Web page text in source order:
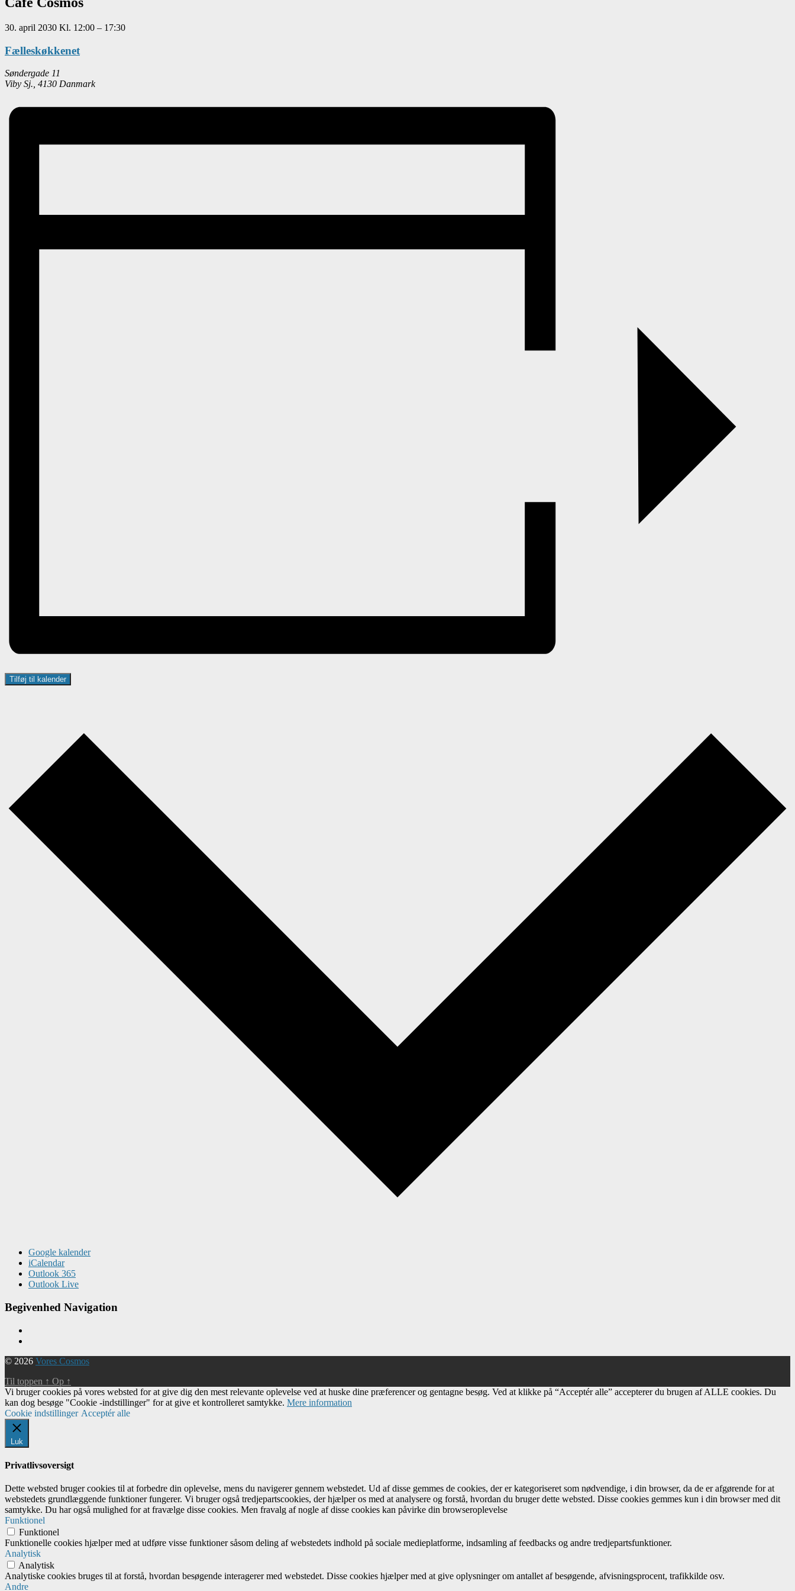
30. april 2030 Kl. 12:00 – 17:30
Fælleskøkkenet
Søndergade 11
Viby Sj. 4130 Danmark
Tilføj til kalender
Google kalender
iCalendar
Outlook 365
Outlook Live
Begivenhed Navigation
© 2026 Vores Cosmos
Til toppen ↑ Op ↑
Vi bruger cookies på vores websted for at give dig den mest relevante oplevelse ved at huske dine præferencer og gentagne besøg. Ved at klikke på “Acceptér alle” accepterer du brugen af ​​ALLE cookies. Du
kan dog besøge "Cookie -indstillinger" for at give et kontrolleret samtykke. Mere information
Cookie indstillinger Acceptér alle
Luk
Privatlivsoversigt
Dette websted bruger cookies til at forbedre din oplevelse, mens du navigerer gennem webstedet. Ud af disse gemmes de cookies, der er kategoriseret som nødvendige, i din browser, da de er afgørende for at
webstedets grundlæggende funktioner fungerer. Vi bruger også tredjepartscookies, der hjælper os med at analysere og forstå, hvordan du bruger dette websted. Disse cookies gemmes kun i din browser med dit
samtykke. Du har også mulighed for at fravælge disse cookies. Men fravalg af nogle af disse cookies kan påvirke din browseroplevelse
Funktionel
Funktionel
Funktionelle cookies hjælper med at udføre visse funktioner såsom deling af webstedets indhold på sociale medieplatforme, indsamling af feedbacks og andre tredjepartsfunktioner.
Analytisk
Analytisk
Analytiske cookies bruges til at forstå, hvordan besøgende interagerer med webstedet. Disse cookies hjælper med at give oplysninger om antallet af besøgende, afvisningsprocent, trafikkilde osv.
Andre